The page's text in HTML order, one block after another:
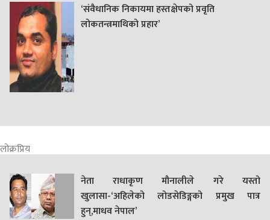
‘संवैधानिक निकायमा हस्तक्षेपको प्रवृति
लोकतन्त्रमाथिको प्रहार’
लोक्रप्रिय
नेता राधाकृण मौनालीले गरे यस्तो
खुलासा-‘अहिलेको लोडसेडिङ्गको प्रमुख पात्र
हुन्,माधव नेपाल’